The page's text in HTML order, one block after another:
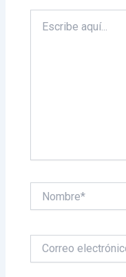
aquí...
electrónico*